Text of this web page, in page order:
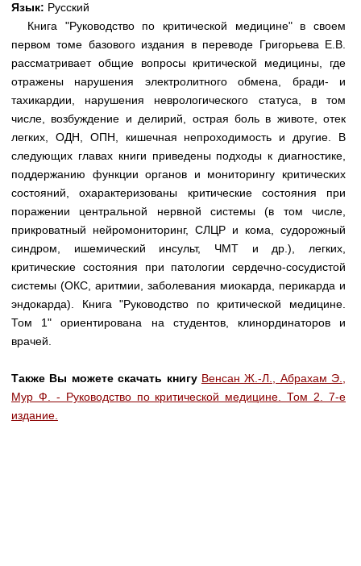
Статьи
Новости (244)
Медицинская стандартизация
Нормативы экстренной и неотложной помощи
Нормы лабораторных и инструментальных
исследований
Обратная связь
Язык: Русский
Книга "Руководство по критической медицине" в своем
первом томе базового издания в переводе Григорьева Е.В.
рассматривает общие вопросы критической медицины, где
отражены нарушения электролитного обмена, бради- и
тахикардии, нарушения неврологического статуса, в том
числе, возбуждение и делирий, острая боль в животе, отек
легких, ОДН, ОПН, кишечная непроходимость и другие. В
следующих главах книги приведены подходы к диагностике,
поддержанию функции органов и мониторингу критических
состояний, охарактеризованы критические состояния при
поражении центральной нервной системы (в том числе,
прикроватный нейромониторинг, СЛЦР и кома, судорожный
синдром, ишемический инсульт, ЧМТ и др.), легких,
критические состояния при патологии сердечно-сосудистой
системы (ОКС, аритмии, заболевания миокарда, перикарда и
эндокарда). Книга "Руководство по критической медицине.
Том 1" ориентирована на студентов, клинординаторов и
врачей.
Также Вы можете скачать книгу Венсан Ж.-Л., Абрахам Э.,
Мур Ф. - Руководство по критической медицине. Том 2. 7-е
издание.